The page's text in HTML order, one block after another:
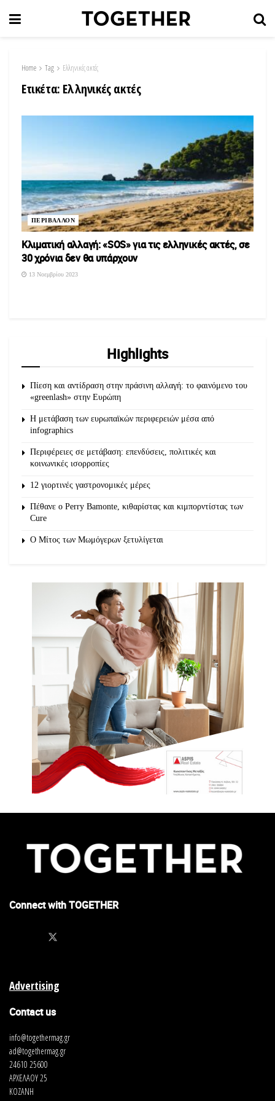
Home Tag Ελληνικές ακτές
Ετικέτα: Ελληνικές ακτές
ΠΕΡΙΒΑΛΛΟΝ
Κλιματική αλλαγή: «SOS» για τις ελληνικές ακτές, σε
30 χρόνια δεν θα υπάρχουν
13 Νοεμβρίου 2023
Highlights
Πίεση και αντίδραση στην πράσινη αλλαγή: το φαινόμενο του
«greenlash» στην Ευρώπη
Η μετάβαση των ευρωπαϊκών περιφερειών μέσα από
infographics
Περιφέρειες σε μετάβαση: επενδύσεις, πολιτικές και
κοινωνικές ισορροπίες
12 γιορτινές γαστρονομικές μέρες
Πέθανε ο Perry Bamonte, κιθαρίστας και κιμπορντίστας των
Cure
O Μίτος των Μωμόγερων ξετυλίγεται
Connect with TOGETHER
Advertising
Contact us
info@togethermag.gr
ad@togethermag.gr
24610 25600
ΑΡΧΕΛΑΟΥ 25
ΚΟΖΑΝΗ